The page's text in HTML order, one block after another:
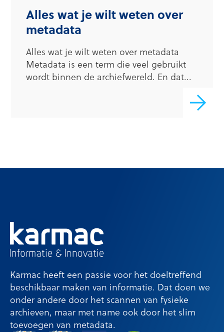
Alles wat je wilt weten over
metadata
Alles wat je wilt weten over metadata
Metadata is een term die veel gebruikt
wordt binnen de archiefwereld. En dat...
Karmac heeft een passie voor het doeltreffend
beschikbaar maken van informatie. Dat doen we
onder andere door het scannen van fysieke
archieven, maar met name ook door het slim
toevoegen van metadata.